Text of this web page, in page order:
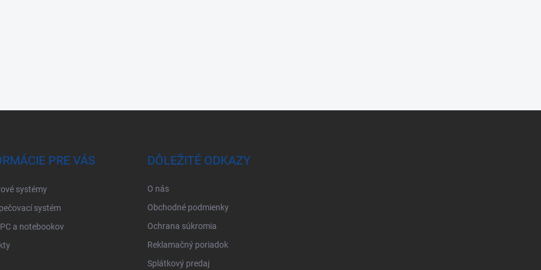
PRE VÁS
systémy
systém
a notebookov
DÔLEŽITÉ ODKAZY
O nás
Obchodné podmienky
Ochrana súkromia
Reklamačný poriadok
Splátkový predaj